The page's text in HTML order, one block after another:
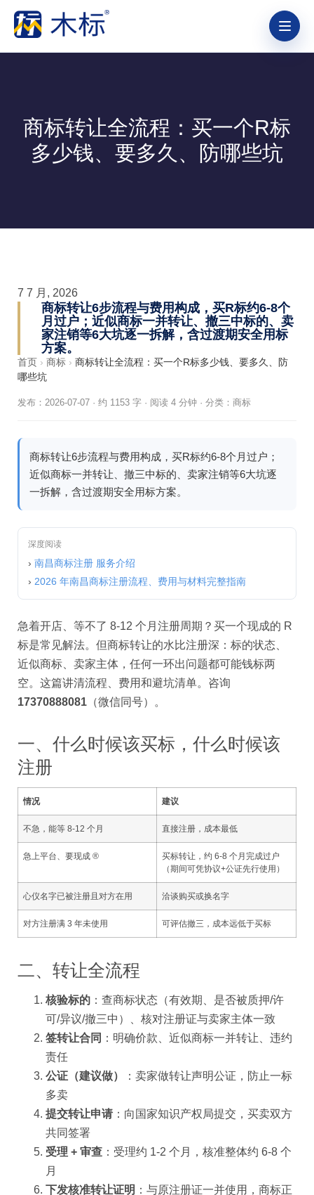
商标转让全流程：买一个R标
多少钱、要多久、防哪些坑
7 7 月, 2026
商标转让6步流程与费用构成，买R标约6-8个
月过户；近似商标一并转让、撤三中标的、卖
家注销等6大坑逐一拆解，含过渡期安全用标
方案。
首页 › 商标 › 商标转让全流程：买一个R标多少钱、要多久、防
哪些坑
发布：2026-07-07 · 约 1153 字 · 阅读 4 分钟 · 分类： 商标
商标转让6步流程与费用构成，买R标约6-8个月过户；
近似商标一并转让、撤三中标的、卖家注销等6大坑逐
一拆解，含过渡期安全用标方案。
深度阅读
› 南昌商标注册 服务介绍
› 2026 年南昌商标注册流程、费用与材料完整指南
急着开店、等不了 8-12 个月注册周期？买一个现成的 R
标是常见解法。但商标转让的水比注册深：标的状态、
近似商标、卖家主体，任何一环出问题都可能钱标两
空。这篇讲清流程、费用和避坑清单。咨询
17370888081 （微信同号）。
一、什么时候该买标，什么时候该
注册
情况 建议
不急，能等 8-12 个月 直接注册，成本最低
急上平台、要现成 ®
买标转让，约 6-8 个月完成过户
（期间可凭协议+公证先行使用）
心仪名字已被注册且对方在用 洽谈购买或换名字
对方注册满 3 年未使用 可评估撤三，成本远低于买标
二、转让全流程
核验标的 ：查商标状态（有效期、是否被质押/许
可/异议/撤三中）、核对注册证与卖家主体一致
签转让合同 ：明确价款、近似商标一并转让、违约
责任
公证（建议做）
：卖家做转让声明公证，防止一标
多卖
提交转让申请 ：向国家知识产权局提交，买卖双方
共同签署
受理 + 审查 ：受理约 1-2 个月，核准整体约 6-8 个
月
下发核准转让证明 ：与原注册证一并使用，商标正